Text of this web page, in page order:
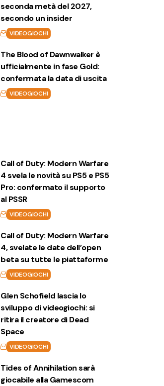
seconda metà del 2027,
secondo un insider
VIDEOGIOCHI
The Blood of Dawnwalker è
ufficialmente in fase Gold:
confermata la data di uscita
VIDEOGIOCHI
Call of Duty: Modern Warfare
4 svela le novità su PS5 e PS5
Pro: confermato il supporto
al PSSR
VIDEOGIOCHI
Call of Duty: Modern Warfare
4, svelate le date dell’open
beta su tutte le piattaforme
VIDEOGIOCHI
Glen Schofield lascia lo
sviluppo di videogiochi: si
ritira il creatore di Dead
Space
VIDEOGIOCHI
Tides of Annihilation sarà
giocabile alla Gamescom